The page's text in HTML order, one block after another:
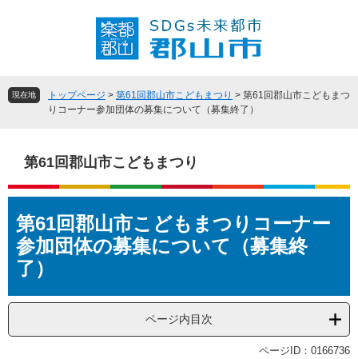
頭
飛
へ
現在地 トップページ > 第61回郡山市こどもまつり > 第61回郡山市こどもまつ
りコーナー参加団体の募集について（募集終了）
第61回郡山市こどもまつり
文第61回郡山市こどもまつりコーナー
参加団体の募集について（募集終
了）
ページ内目次
ページID：0166736